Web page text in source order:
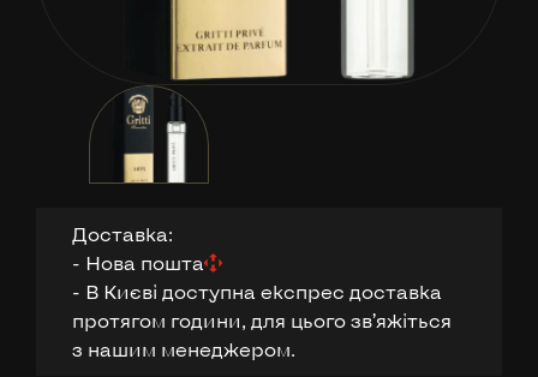
Доставка:
- Нова пошта
- В Києві доступна експрес доставка
протягом години, для цього звʼяжіться
з нашим менеджером.